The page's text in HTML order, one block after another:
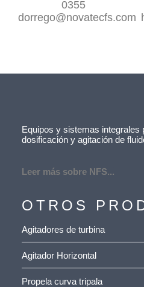
0355
dorrego@novatecfs.com
Equipos y sistemas integrales
dosificación y agitación de
Leer más sobre NFS...
OTROS
Agitadores de turbina
Agitador Horizontal
Propela curva tripala